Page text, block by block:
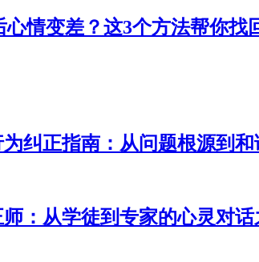
心情变差？这3个方法帮你找
纠正指南：从问题根源到和
：从学徒到专家的心灵对话